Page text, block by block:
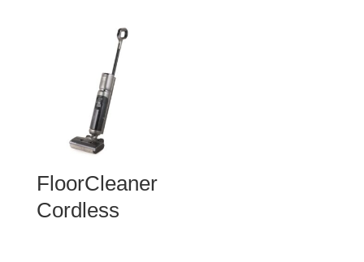
FloorCleaner
Cordless